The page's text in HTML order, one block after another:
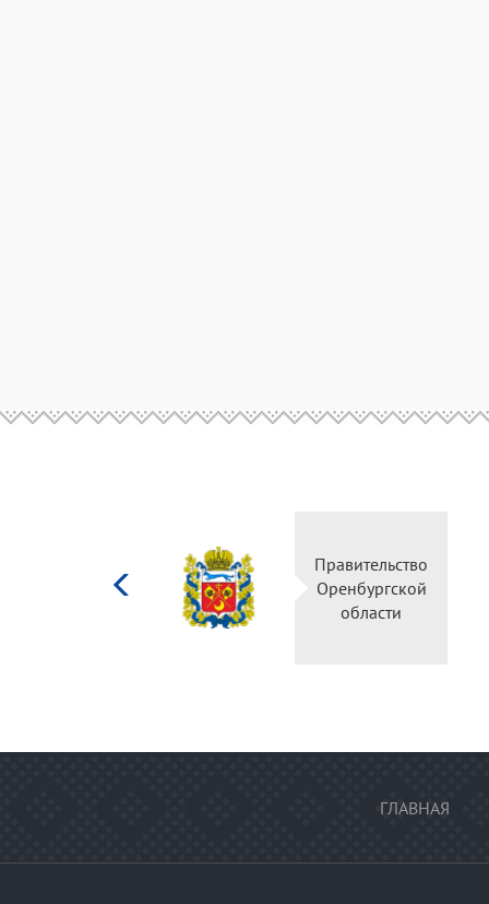
Правительство
Оренбургской
области
ГЛАВНАЯ